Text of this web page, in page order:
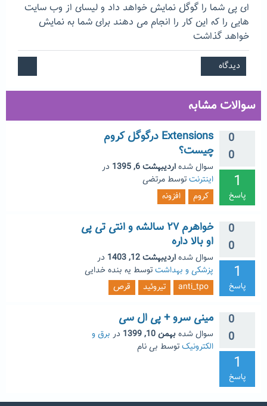
ای پی شما را گوگل نمایش خواهد داد و لیسای از وب سایت
هایی را که این کار را انجام می دهند برای شما به نمایش
خواهد گذاشت
سوالات مشابه
0
0
1
پاسخ
Extensions درگوگل کروم
چیست؟
سوال شدهاردیبهشت 6, 1395
در
اینترنتتوسط مرتضی
کروم
افزونه
0
0
1
پاسخ
خواهرم ۲۷ سالشه و انتی تی پی
او بالا داره
سوال شدهاردیبهشت 12, 1403
در
پزشکی و بهداشتتوسط یه بنده خدایی
anti_tpo
تیروئید قرص
0
0
1
پاسخ
مینی سرو + پی ال سی
سوال شدهبهمن 10, 1399 در برق و
الکترونیکتوسط بی نام